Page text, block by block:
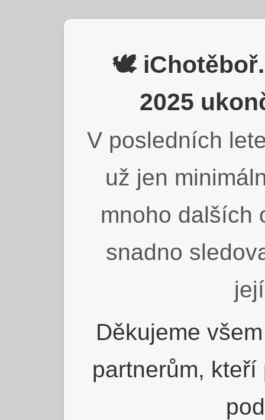
🕊️
2025
V posledních
už jen
mnoho dalších
snadno
Děkujeme
partnerům,